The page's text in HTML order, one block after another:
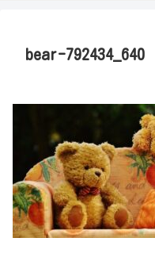
bear-792434_640